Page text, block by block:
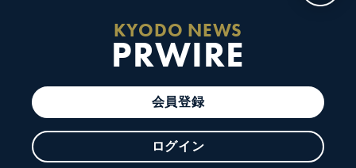
KYODO NEWS
PRWIRE
会員登録
ログイン